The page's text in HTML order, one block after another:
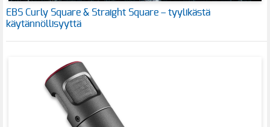
EBS Curly Square & Straight Square – tyylikästä
käytännöllisyyttä